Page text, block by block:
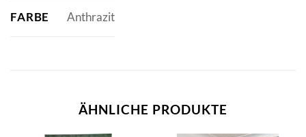
FARBE Anthrazit
ÄHNLICHE PRODUKTE